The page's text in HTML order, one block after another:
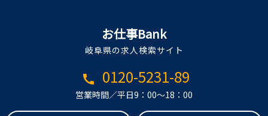
お仕事Bank
岐阜県の求人検索サイト
call 0120-5231-89
営業時間／平日9：00～18：00